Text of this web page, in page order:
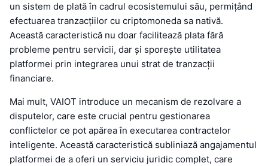
un sistem de plată în cadrul ecosistemului său, permițând
efectuarea tranzacțiilor cu criptomoneda sa nativă.
Această caracteristică nu doar facilitează plata fără
probleme pentru servicii, dar și sporește utilitatea
platformei prin integrarea unui strat de tranzacții
financiare.
Mai mult, VAIOT introduce un mecanism de rezolvare a
disputelor, care este crucial pentru gestionarea
conflictelor ce pot apărea în executarea contractelor
inteligente. Această caracteristică subliniază angajamentul
platformei de a oferi un serviciu juridic complet, care